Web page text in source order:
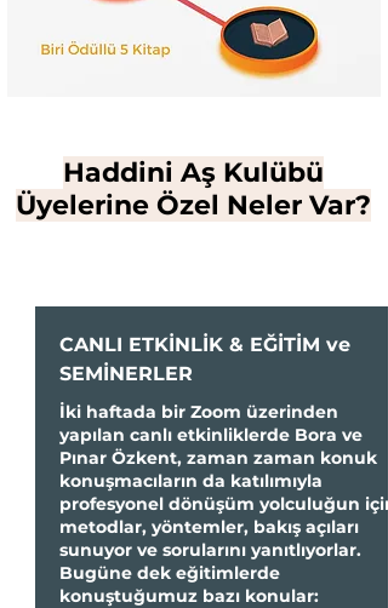
Haddini Aş Kulübü
Üyelerine Özel Neler Var?
CANLI ETKİNLİK & EĞİTİM ve
SEMİNERLER
İki haftada bir Zoom üzerinden
yapılan canlı etkinliklerde Bora ve
Pınar Özkent, zaman zaman konuk
konuşmacıların da katılımıyla
profesyonel dönüşüm yolculuğun için
metodlar, yöntemler, bakış açıları
sunuyor ve sorularını yanıtlıyorlar.
Bugüne dek eğitimlerde
konuştuğumuz bazı konular: